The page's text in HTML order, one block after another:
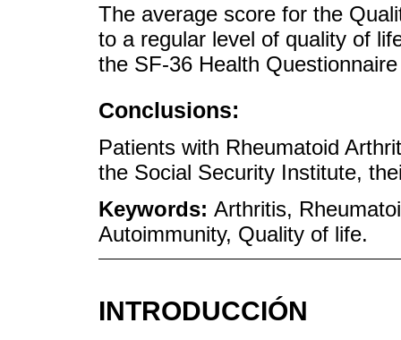
The average score for the
to a regular level of quality of
the SF-36 Health
Conclusions:
Patients with Rheumatoid
the Social Security Institute,
Keywords: Arthritis,
Autoimmunity, Quality of life.
INTRODUCCIÓN